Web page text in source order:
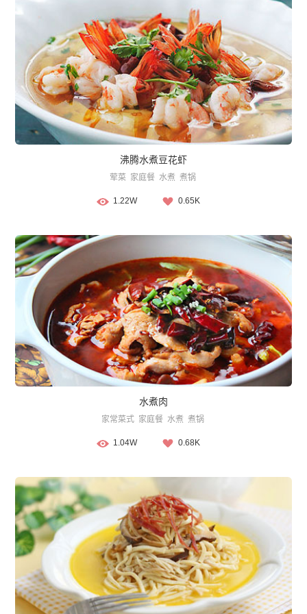
沸腾水煮豆花虾
荤菜 家庭餐 水煮 煮锅
1.22W 0.65K
水煮肉
家常菜式 家庭餐 水煮 煮锅
1.04W 0.68K